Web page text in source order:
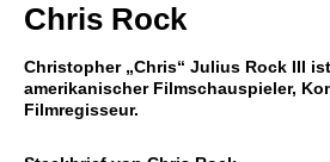
Chris Rock
Christopher „Chris“ Julius Rock III
amerikanischer Filmschauspieler,
Filmregisseur.